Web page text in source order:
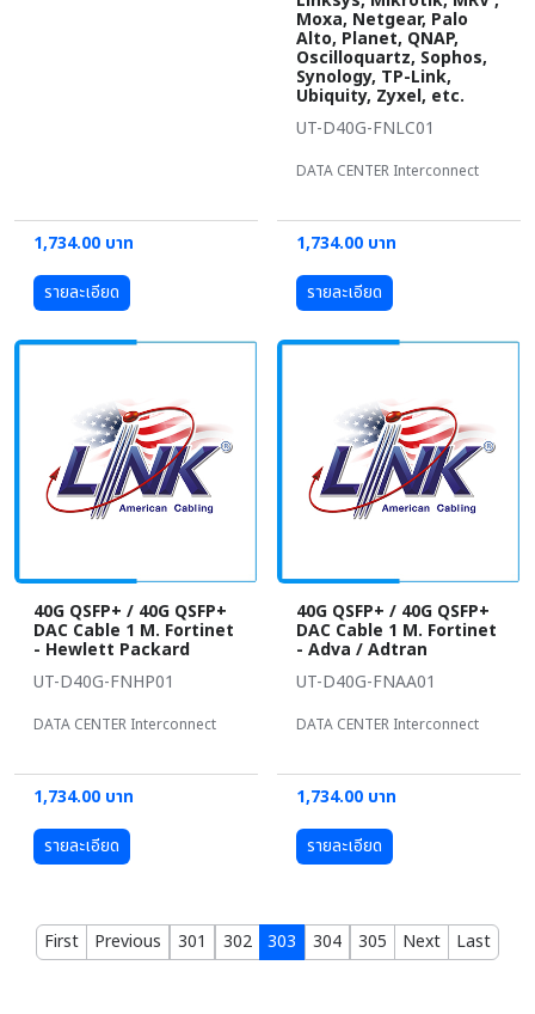
1,734.00 บาท
รายละเอียด
Moxa, Netgear, Palo
Alto, Planet, QNAP,
Oscilloquartz, Sophos,
Synology, TP-Link,
Ubiquity, Zyxel, etc.
UT-D40G-FNLC01
DATA CENTER Interconnect
1,734.00 บาท
รายละเอียด
40G QSFP+ / 40G QSFP+
DAC Cable 1 M. Fortinet
- Hewlett Packard
UT-D40G-FNHP01
DATA CENTER Interconnect
1,734.00 บาท
รายละเอียด
40G QSFP+ / 40G QSFP+
DAC Cable 1 M. Fortinet
- Adva / Adtran
UT-D40G-FNAA01
DATA CENTER Interconnect
1,734.00 บาท
รายละเอียด
First Previous 301 302 303 304 305 Next Last